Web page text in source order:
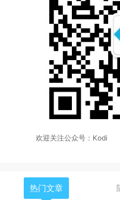
欢迎关注公众号：Kodi
热门文章